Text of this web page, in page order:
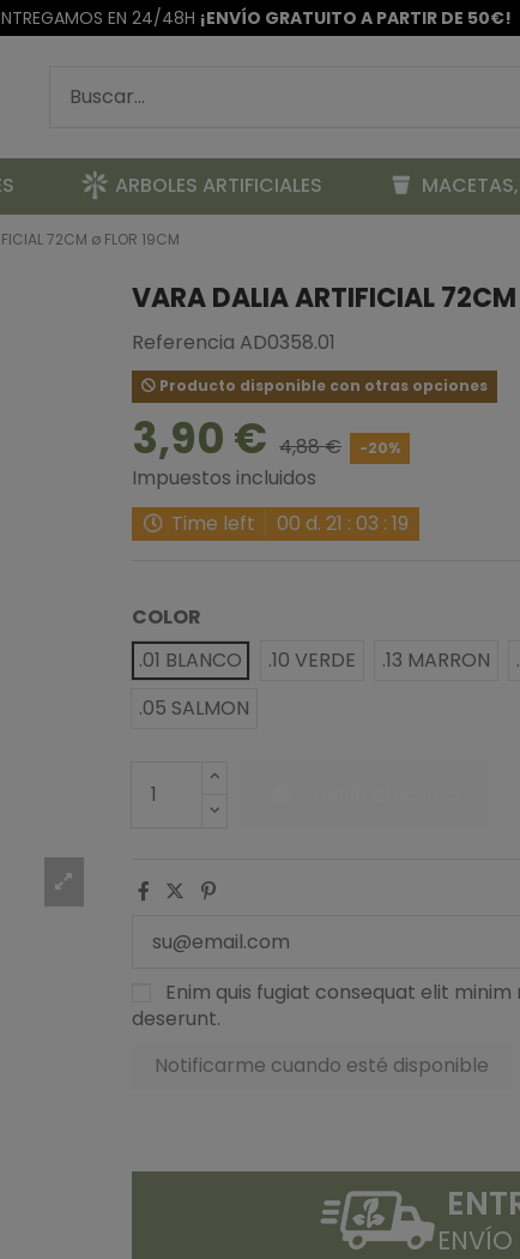
EN 24/48H ¡ENVÍO GRATUITO A PARTIR DE 50€!
ARBOLES ARTIFICIALES
72CM ø FLOR 19CM
VARA DALIA ARTIFICIAL
Referencia AD0358.01
Producto disponible con otras opciones
3,90 € 4,88 € -20%
Impuestos incluidos
Time left
00 d. 21 : 03 : 18
COLOR
.01 BLANCO
.10 VERDE .13 MARRON
.05 SALMON
Enim quis fugiat consequat elit
deserunt.